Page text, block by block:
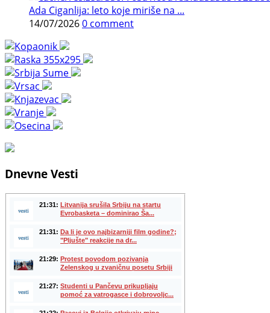
Ada Ciganlija: leto koje miriše na ...
14/07/20260 comment
Dnevne Vesti